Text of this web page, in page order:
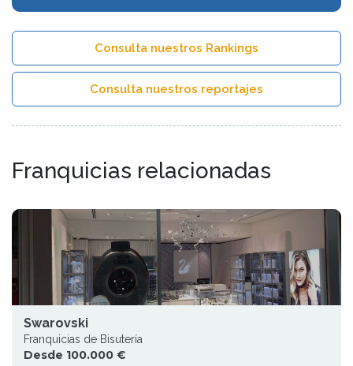
Consulta nuestros Rankings
Consulta nuestros reportajes
Franquicias relacionadas
Swarovski
Franquicias de Bisutería
Desde 100.000 €